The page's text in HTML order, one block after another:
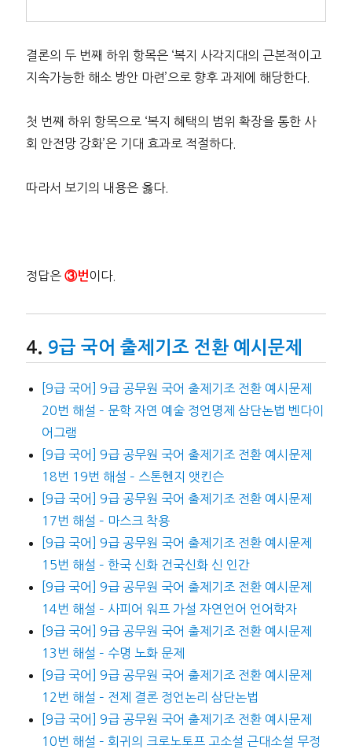
결론의 두 번째 하위 항목은 ‘복지 사각지대의 근본적이고
지속가능한 해소 방안 마련’으로 향후 과제에 해당한다.
첫 번째 하위 항목으로 ‘복지 혜택의 범위 확장을 통한 사
회 안전망 강화’은 기대 효과로 적절하다.
따라서 보기의 내용은 옳다.
정답은③번 이다.
9급 국어 출제기조 전환 예시문제
[9급 국어] 9급 공무원 국어 출제기조 전환 예시문제
20번 해설 – 문학 자연 예술 정언명제 삼단논법 벤다이
어그램
[9급 국어] 9급 공무원 국어 출제기조 전환 예시문제
18번 19번 해설 – 스톤헨지 앳킨슨
[9급 국어] 9급 공무원 국어 출제기조 전환 예시문제
17번 해설 – 마스크 착용
[9급 국어] 9급 공무원 국어 출제기조 전환 예시문제
15번 해설 – 한국 신화 건국신화 신 인간
[9급 국어] 9급 공무원 국어 출제기조 전환 예시문제
14번 해설 – 사피어 워프 가설 자연언어 언어학자
[9급 국어] 9급 공무원 국어 출제기조 전환 예시문제
13번 해설 – 수명 노화 문제
[9급 국어] 9급 공무원 국어 출제기조 전환 예시문제
12번 해설 – 전제 결론 정언논리 삼단논법
[9급 국어] 9급 공무원 국어 출제기조 전환 예시문제
10번 해설 – 회귀의 크로노토프 고소설 근대소설 무정